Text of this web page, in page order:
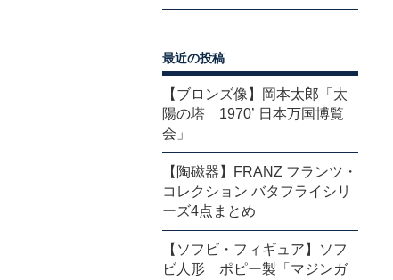
最近の投稿
【ブロンズ像】岡本太郎「太
陽の塔 1970’ 日本万国博覧
会」
【陶磁器】FRANZ フランツ・
コレクション バタフライシリ
ーズ4点まとめ
【ソフビ・フィギュア】ソフ
ビ人形 ポピー製「マジンガ